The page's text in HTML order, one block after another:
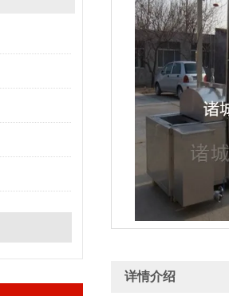
详情介绍